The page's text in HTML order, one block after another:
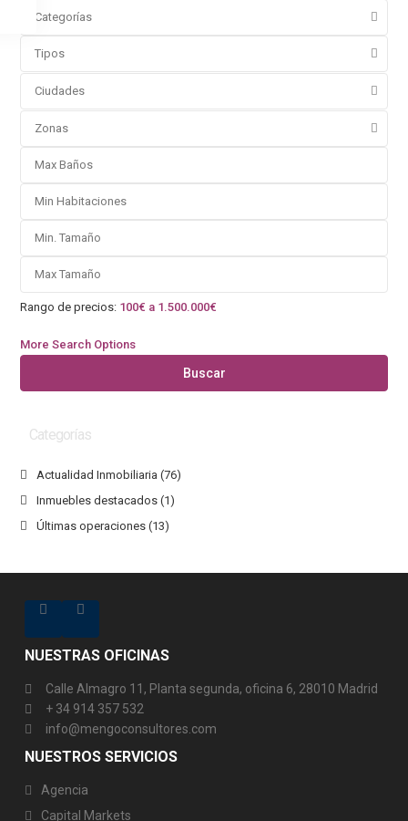
Categorías
Tipos
Ciudades
Zonas
Rango de precios: 100€ a 1.500.000€
More Search Options
Buscar
Categorías
Actualidad Inmobiliaria (76)
Inmuebles destacados (1)
Últimas operaciones (13)
NUESTRAS OFICINAS
Calle Almagro 11, Planta segunda, oficina 6, 28010 Madrid
+ 34 914 357 532
info@mengoconsultores.com
NUESTROS SERVICIOS
Agencia
Capital Markets